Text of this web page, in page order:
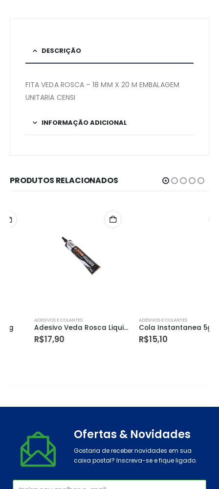
DESCRIÇÃO
FITA VEDA ROSCA – 18 MM X 20 M EMBALAGEM
UNITARIA CENSI
INFORMAÇÃO ADICIONAL
PRODUTOS RELACIONADOS
ADESIVOS E COLANTES
Adesivo Veda Rosca Liquido 100g
17,90
ADESIVOS E COLANTES
Cola Instantanea 5g*
15,10
Ofertas & Novidades
Gostaria de receber novidades em sua
caixa postal? Inscreva-se e fique ligado.